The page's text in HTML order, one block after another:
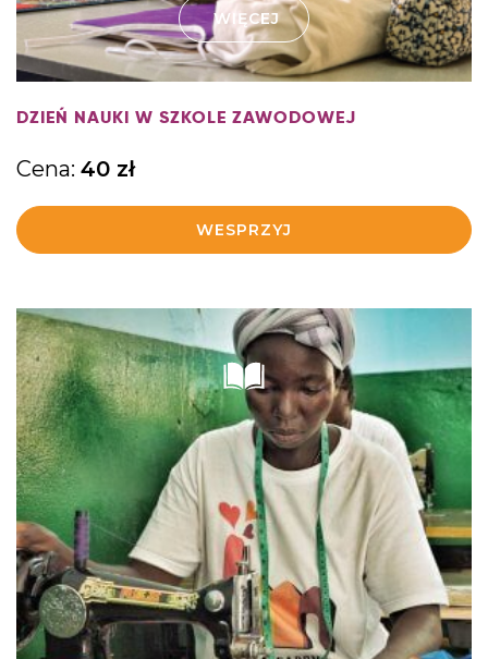
WIĘCEJ
DZIEŃ NAUKI W SZKOLE ZAWODOWEJ
Cena: 40 zł
WESPRZYJ